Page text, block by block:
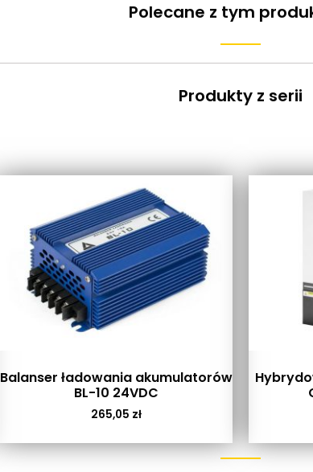
Polecane z tym
Produkty z serii
Balanser ładowania akumulatorów
BL-10 24VDC
265,05 zł